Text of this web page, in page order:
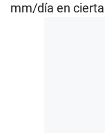
mm/día en